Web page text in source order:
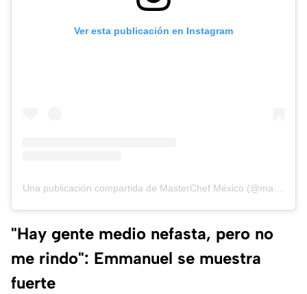
Ver esta publicación en Instagram
"Hay gente medio nefasta, pero no
me rindo": Emmanuel se muestra
fuerte